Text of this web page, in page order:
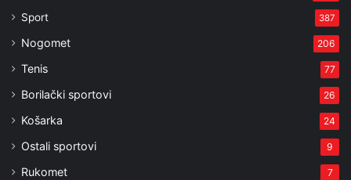
Sport 387
Nogomet 206
Tenis 77
Borilački sportovi 26
Košarka 24
Ostali sportovi 9
Rukomet 7